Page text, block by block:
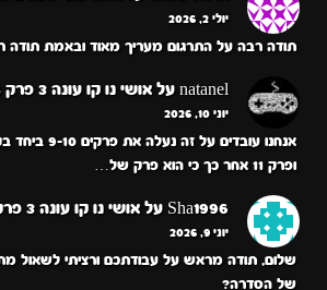
יולי 2, 2026
תודה רבה על התרגום מעריך מאוד ובאמת
natanel על אושי נו קו עונה 3 פרק 8
יוני 10, 2026
אנחנו עובדים על
ופרק 11 אחר כך כי הוא פרק של…
Sha1996 על אושי נו קו עונה 3 פרק 8
יוני 9, 2026
שלום, תודה מראש על עבודתכם ורציתי לשאול
של הסדרה?